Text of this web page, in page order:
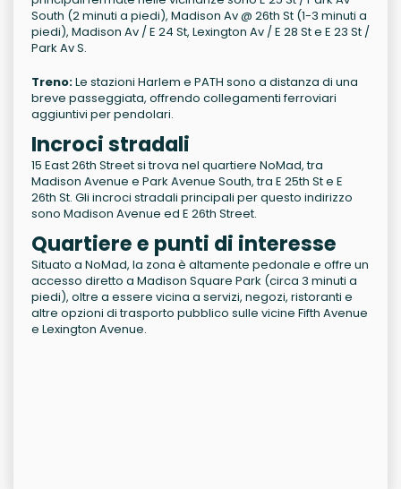
South (2 minuti a piedi), Madison Av @ 26th St (1-3 minuti a
piedi), Madison Av / E 24 St, Lexington Av / E 28 St e E 23 St /
Park Av S.
Treno:Le stazioni Harlem e PATH sono a distanza di una
breve passeggiata, offrendo collegamenti ferroviari
aggiuntivi per pendolari.
Incroci stradali
15 East 26th Street si trova nel quartiere NoMad, tra
Madison Avenue e Park Avenue South, tra E 25th St e E
26th St. Gli incroci stradali principali per questo indirizzo
sono Madison Avenue ed E 26th Street.
Quartiere e punti di interesse
Situato a NoMad, la zona è altamente pedonale e offre un
accesso diretto a Madison Square Park (circa 3 minuti a
piedi), oltre a essere vicina a servizi, negozi, ristoranti e
altre opzioni di trasporto pubblico sulle vicine Fifth Avenue
e Lexington Avenue.